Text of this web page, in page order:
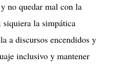
no quedar mal con la
la simpática
a discursos encendidos y
inclusivo y mantener